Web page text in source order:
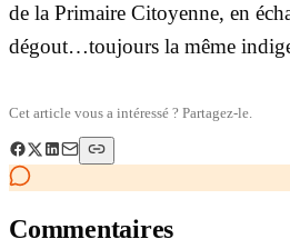
de la Primaire Citoyenne, en
dégout…toujours la même
Cet article vous a intéressé ? Partagez-le.
Commentaires